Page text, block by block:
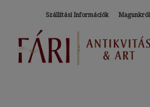
Szállítási Információk Magunkról